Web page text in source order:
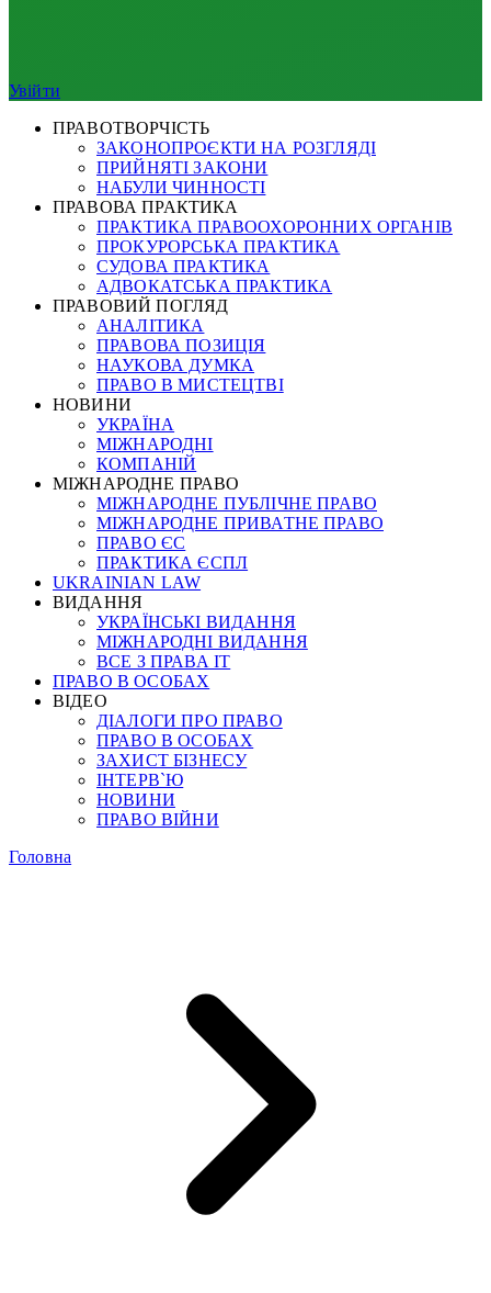
Увійти
ПРАВОТВОРЧІСТЬ
ЗАКОНОПРОЄКТИ НА РОЗГЛЯДІ
ПРИЙНЯТІ ЗАКОНИ
НАБУЛИ ЧИННОСТІ
ПРАВОВА ПРАКТИКА
ПРАКТИКА ПРАВООХОРОННИХ ОРГАНІВ
ПРОКУРОРСЬКА ПРАКТИКА
СУДОВА ПРАКТИКА
АДВОКАТСЬКА ПРАКТИКА
ПРАВОВИЙ ПОГЛЯД
АНАЛІТИКА
ПРАВОВА ПОЗИЦІЯ
НАУКОВА ДУМКА
ПРАВО В МИСТЕЦТВІ
НОВИНИ
УКРАЇНА
МІЖНАРОДНІ
КОМПАНІЙ
МІЖНАРОДНЕ ПРАВО
МІЖНАРОДНЕ ПУБЛІЧНЕ ПРАВО
МІЖНАРОДНЕ ПРИВАТНЕ ПРАВО
ПРАВО ЄС
ПРАКТИКА ЄСПЛ
UKRAINIAN LAW
ВИДАННЯ
УКРАЇНСЬКІ ВИДАННЯ
МІЖНАРОДНІ ВИДАННЯ
ВСЕ З ПРАВА ІТ
ПРАВО В ОСОБАХ
ВІДЕО
ДІАЛОГИ ПРО ПРАВО
ПРАВО В ОСОБАХ
ЗАХИСТ БІЗНЕСУ
ІНТЕРВ`Ю
НОВИНИ
ПРАВО ВІЙНИ
Головна